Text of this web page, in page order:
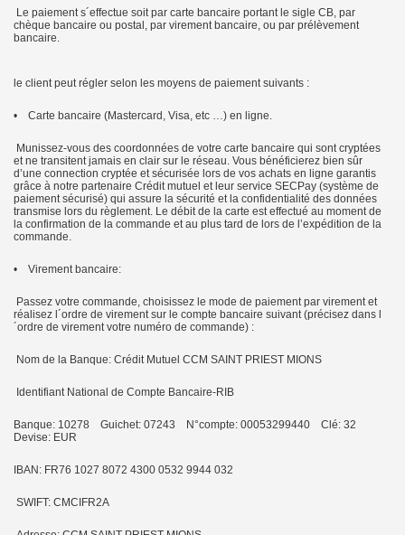
Le paiement s´effectue soit par carte bancaire portant le sigle CB, par
chèque bancaire ou postal, par virement bancaire, ou par prélèvement
bancaire.
le client peut régler selon les moyens de paiement suivants :
• Carte bancaire (Mastercard, Visa, etc …) en ligne.
Munissez-vous des coordonnées de votre carte bancaire qui sont cryptées
et ne transitent jamais en clair sur le réseau. Vous bénéficierez bien sûr
d’une connection cryptée et sécurisée lors de vos achats en ligne garantis
grâce à notre partenaire Crédit mutuel et leur service SECPay (système de
paiement sécurisé) qui assure la sécurité et la confidentialité des données
transmise lors du règlement. Le débit de la carte est effectué au moment de
la confirmation de la commande et au plus tard de lors de l’expédition de la
commande.
• Virement bancaire:
Passez votre commande, choisissez le mode de paiement par virement et
réalisez l´ordre de virement sur le compte bancaire suivant (précisez dans l
´ordre de virement votre numéro de commande) :
Nom de la Banque: Crédit Mutuel CCM SAINT PRIEST MIONS
Identifiant National de Compte Bancaire-RIB
Banque: 10278 Guichet: 07243 N°compte: 00053299440 Clé: 32
Devise: EUR
IBAN: FR76 1027 8072 4300 0532 9944 032
SWIFT: CMCIFR2A